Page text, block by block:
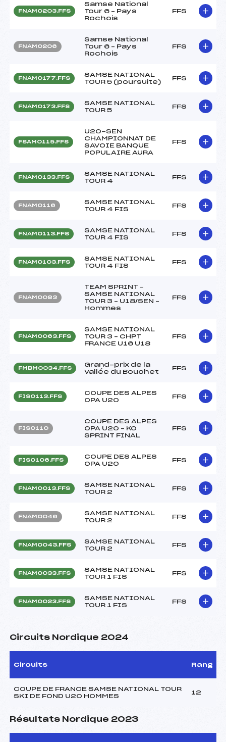
FNAM0203.FFS
Samse National
Tour 6 – Pays
Rochois
FFS
FNAM0206
Samse National
Tour 6 – Pays
Rochois
FFS
FNAM0177.FFS
SAMSE NATIONAL
TOUR 5 (poursuite)
FFS
FNAM0173.FFS
SAMSE NATIONAL
TOUR 5
FFS
FSAM0115.FFS
U20-SEN
CHAMPIONNAT DE
SAVOIE BANQUE
POPULAIRE AURA
FFS
FNAM0133.FFS
SAMSE NATIONAL
TOUR 4
FFS
FNAM0116
SAMSE NATIONAL
TOUR 4 FIS
FFS
FNAM0113.FFS
SAMSE NATIONAL
TOUR 4 FIS
FFS
FNAM0103.FFS
SAMSE NATIONAL
TOUR 4 FIS
FFS
FNAM0083
TEAM SPRINT –
SAMSE NATIONAL
TOUR 3 – U18/SEN –
Hommes
FFS
FNAM0063.FFS
SAMSE NATIONAL
TOUR 3 – CHPT
FRANCE U16 U18
FFS
FMBM0034.FFS
Grand-prix de la
Vallée du Bouchet
FFS
FIS0113.FFS
COUPE DES ALPES
OPA U20
FFS
FIS0110
COUPE DES ALPES
OPA U20 – KO
SPRINT FINAL
FFS
FIS0106.FFS
COUPE DES ALPES
OPA U20
FFS
FNAM0013.FFS
SAMSE NATIONAL
TOUR 2
FFS
FNAM0046
SAMSE NATIONAL
TOUR 2
FFS
FNAM0043.FFS
SAMSE NATIONAL
TOUR 2
FFS
FNAM0033.FFS
SAMSE NATIONAL
TOUR 1 FIS
FFS
FNAM0023.FFS
SAMSE NATIONAL
TOUR 1 FIS
FFS
Circuits Nordique 2024
Circuits Rang
COUPE DE FRANCE SAMSE NATIONAL TOUR
SKI DE FOND U20 HOMMES
12
Résultats Nordique 2023